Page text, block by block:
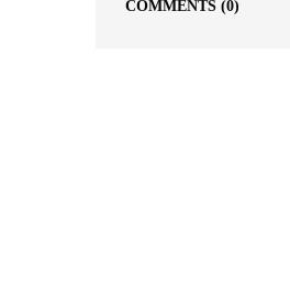
COMMENTS (0)